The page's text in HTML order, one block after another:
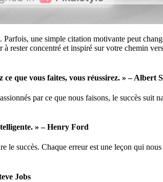
une simple citation motivante peut
concentré et inspiré sur votre chemin
ce que vous faites, vous réussirez. » – Albert
par ce que nous faisons, le succès
» – Henry Ford
le succès. Chaque erreur est une leçon qui
Jobs